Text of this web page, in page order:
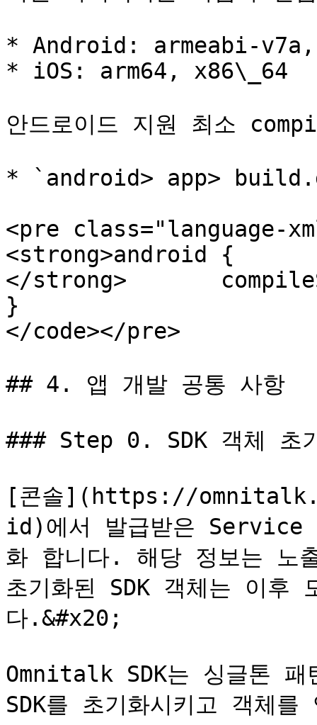
* Android: armeabi-
* iOS: arm64, x86\_64
안드로이드 지원 최소
* `android> app>
<pre class="language-
<strong>android {
</strong>	compileSdkVersion 33
}
</code></pre>
## 4. 앱 개발 공통 사항
### Step 0. SDK 객체 초
[콘솔](https://
id)에서 발급받은 Service
화 합니다. 해당 정보는 노
초기화된 SDK 객체는 이후
다.&#x20;
Omnitalk SDK는 싱글톤 패
SDK를 초기화시키고 객체